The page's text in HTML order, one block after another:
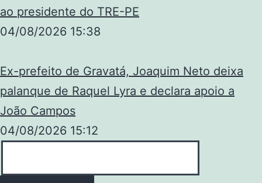
ao presidente do TRE-PE
04/08/2026 15:38
Ex-prefeito de Gravatá, Joaquim Neto deixa
palanque de Raquel Lyra e declara apoio a
João Campos
04/08/2026 15:12